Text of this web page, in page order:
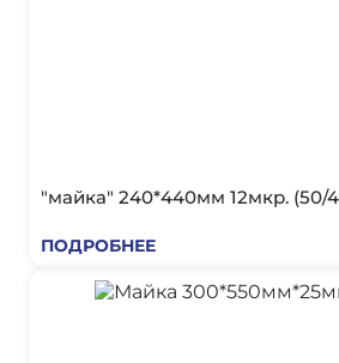
"майка" 240*440мм 12мкр. (50/
ПОДРОБНЕЕ